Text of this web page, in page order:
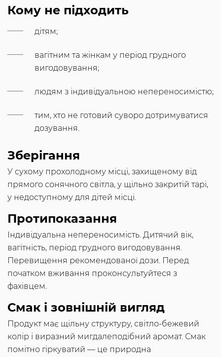
Кому не підходить
дітям;
вагітним та жінкам у період грудного
вигодовування;
людям з індивідуальною непереносимістю;
тим, хто не готовий суворо дотримуватися
дозування.
Зберігання
У сухому прохолодному місці, захищеному від
прямого сонячного світла, у щільно закритій тарі,
у недоступному для дітей місці.
Протипоказання
Індивідуальна непереносимість. Дитячий вік,
вагітність, період грудного вигодовування.
Перевищення рекомендованої дози. Перед
початком вживання проконсультуйтеся з
фахівцем.
Смак і зовнішній вигляд
Продукт має щільну структуру, світло-бежевий
колір і виразний мигдалеподібний аромат. Смак
помітно гіркуватий — це природна